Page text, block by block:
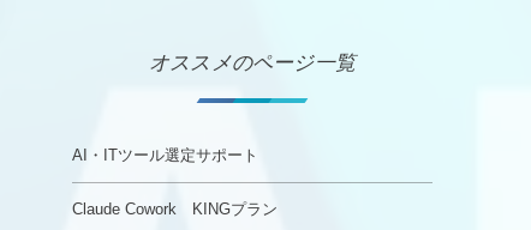
オススメのページ一覧
AI・ITツール選定サポート
Claude Cowork KINGプラン